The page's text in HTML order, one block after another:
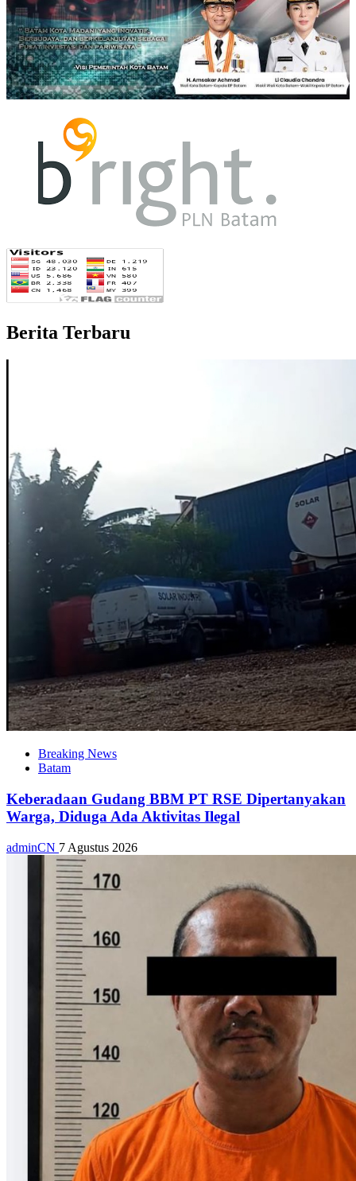
Berita Terbaru
Breaking News
Batam
Keberadaan Gudang BBM PT RSE Dipertanyakan
Warga, Diduga Ada Aktivitas Ilegal
adminCN 7 Agustus 2026